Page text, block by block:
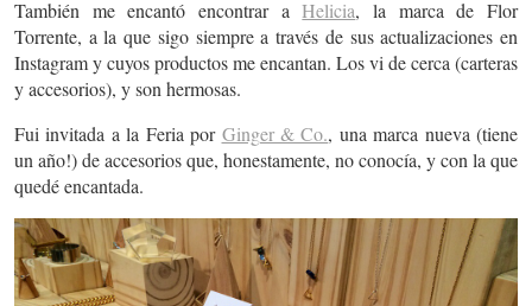
También me encantó encontrar aHelicia, la marca de Flor
Torrente, a la que sigo siempre a través de sus actualizaciones en
Instagram y cuyos productos me encantan. Los vi de cerca (carteras
y accesorios), y son hermosas.
Fui invitada a la Feria por Ginger & Co., una marca nueva (tiene
un año!) de accesorios que, honestamente, no conocía, y con la que
quedé encantada.